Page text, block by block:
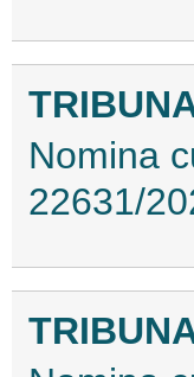
Nomina
22631/